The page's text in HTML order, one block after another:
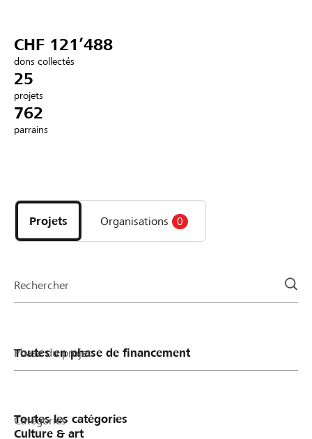
Se connecter
DE FR IT
CHF 121’488
dons collectés
25
projets
762
parrains
les
projets
et
la
Projets Organisations 0
Rechercher
Phase du projet
Catégories